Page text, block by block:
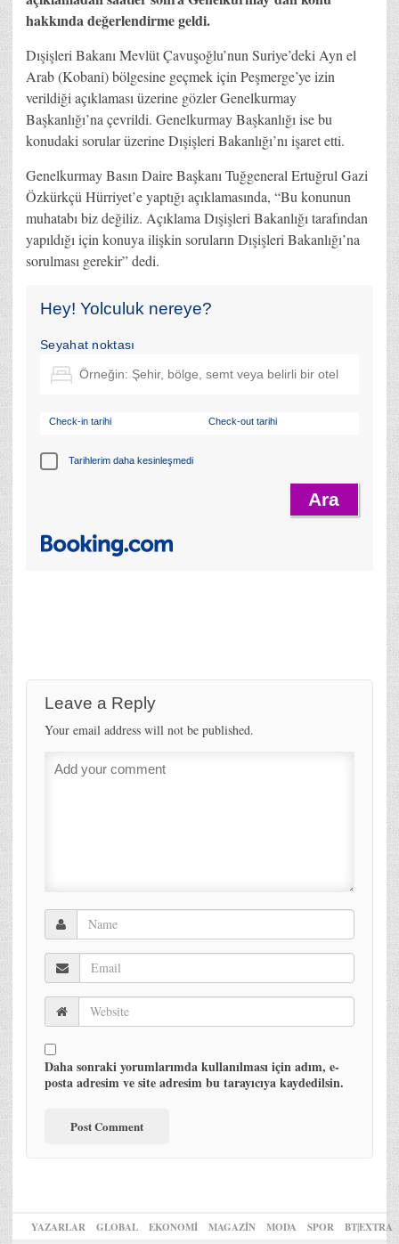
hakkında değerlendirme geldi.
Dışişleri Bakanı Mevlüt Çavuşoğlu’nun Suriye’deki Ayn el
Arab (Kobani) bölgesine geçmek için Peşmerge’ye izin
verildiği açıklaması üzerine gözler Genelkurmay
Başkanlığı’na çevrildi. Genelkurmay Başkanlığı ise bu
konudaki sorular üzerine Dışişleri Bakanlığı’nı işaret etti.
Genelkurmay Basın Daire Başkanı Tuğgeneral Ertuğrul Gazi
Özkürkçü Hürriyet’e yaptığı açıklamasında, “Bu konunun
muhatabı biz değiliz. Açıklama Dışişleri Bakanlığı tarafından
yapıldığı için konuya ilişkin soruların Dışişleri Bakanlığı’na
sorulması gerekir” dedi.
Hey! Yolculuk nereye?
Seyahat noktası
Check-in tarihi Check-out tarihi
Tarihlerim daha kesinleşmedi
Leave a Reply
Your email address will not be published.
Daha sonraki yorumlarımda kullanılması için adım, e-
posta adresim ve site adresim bu tarayıcıya kaydedilsin.
YAZARLAR GLOBAL EKONOMİ MAGAZİN MODA SPOR BT|EXTRA